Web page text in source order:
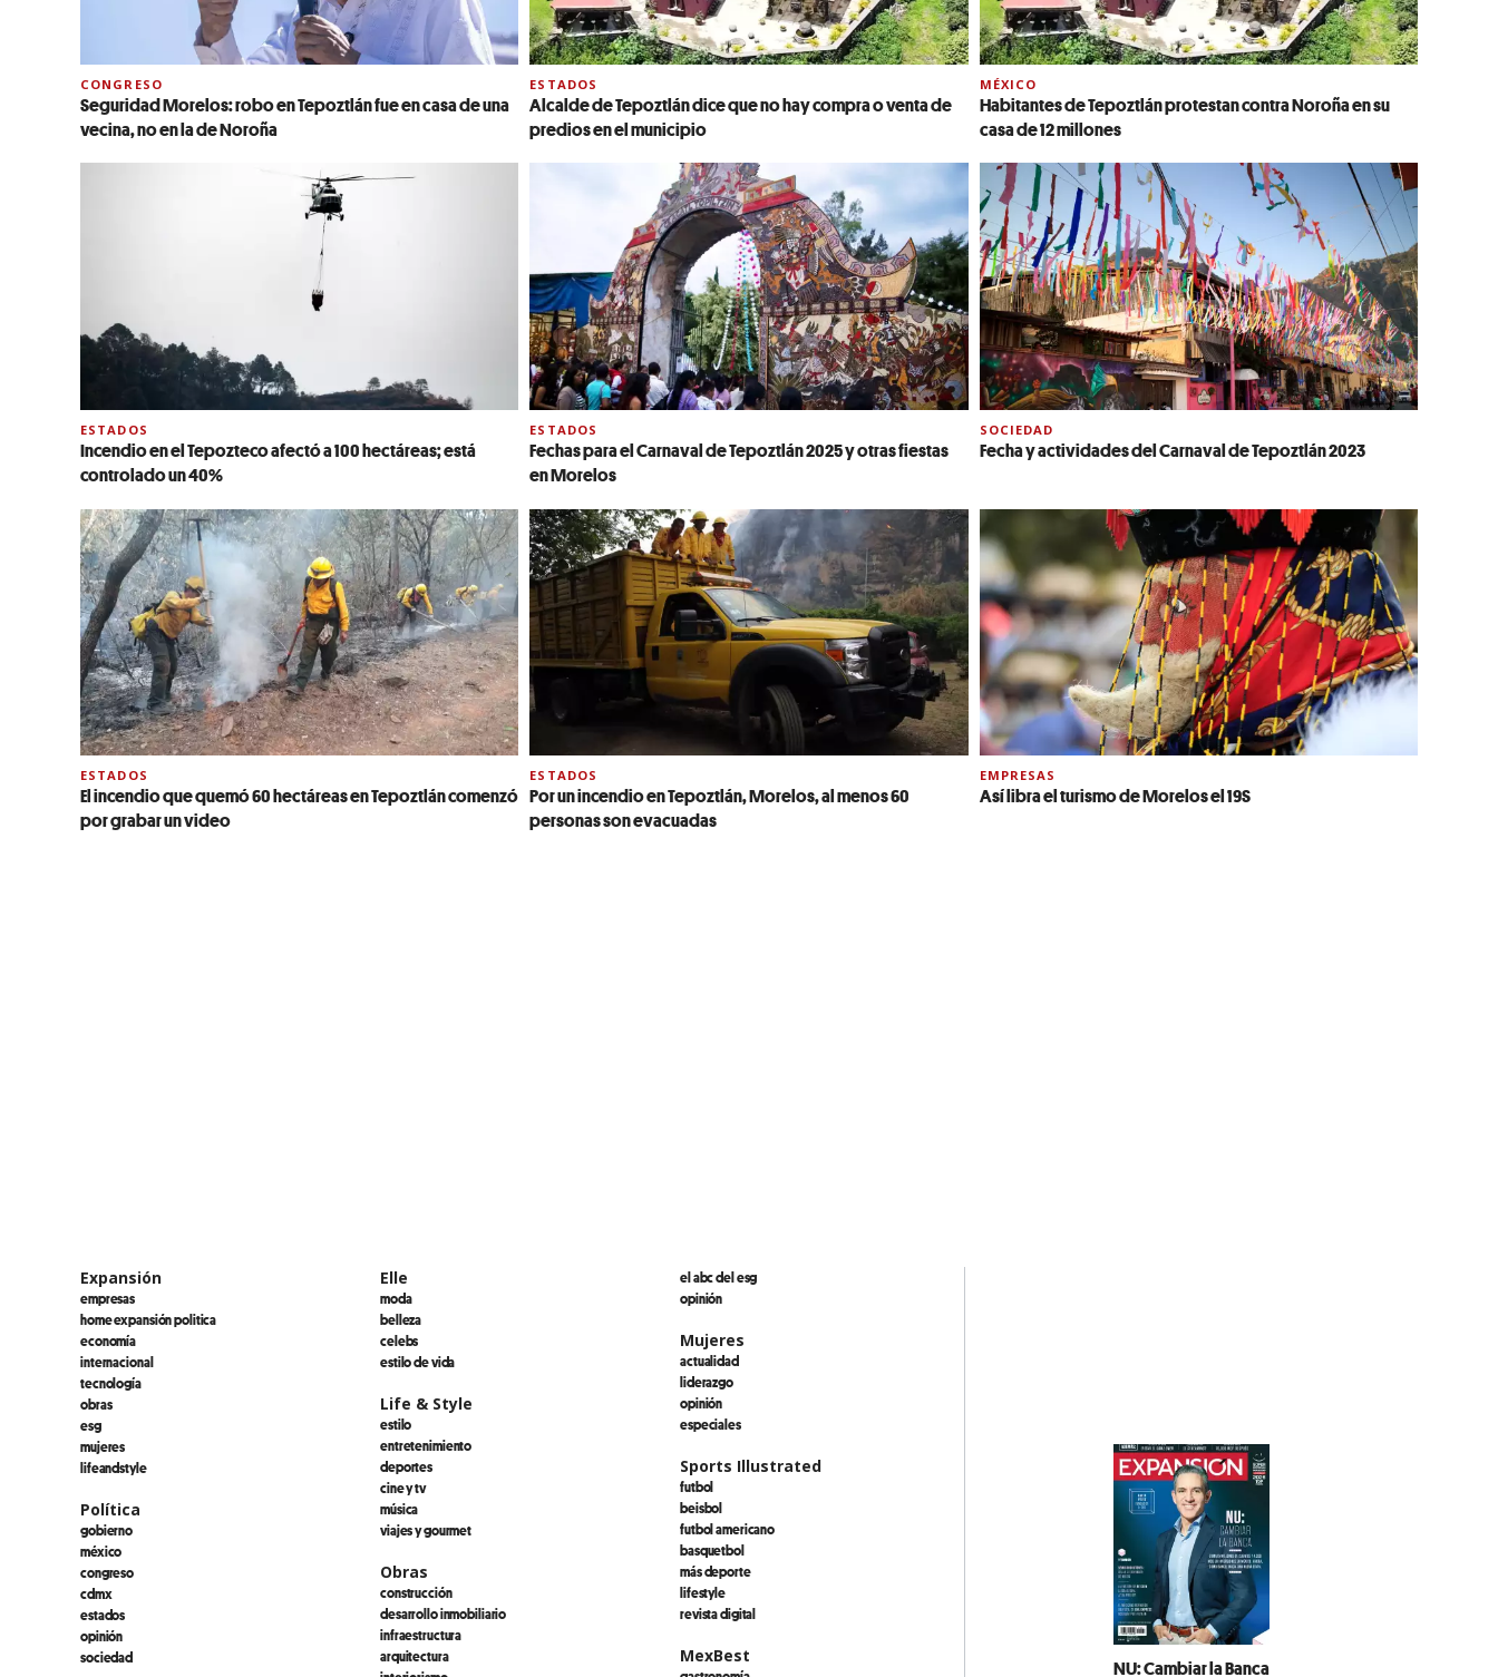
CONGRESO
Seguridad Morelos: robo en Tepoztlán fue en casa de una
vecina, no en la de Noroña
ESTADOS
Alcalde de Tepoztlán dice que no hay compra o venta de
predios en el municipio
MÉXICO
Habitantes de Tepoztlán protestan contra Noroña en su
casa de 12 millones
ESTADOS
Incendio en el Tepozteco afectó a 100 hectáreas; está
controlado un 40%
ESTADOS
Fechas para el Carnaval de Tepoztlán 2025 y otras fiestas
en Morelos
SOCIEDAD
Fecha y actividades del Carnaval de Tepoztlán 2023
ESTADOS
El incendio que quemó 60 hectáreas en Tepoztlán comenzó
por grabar un video
ESTADOS
Por un incendio en Tepoztlán, Morelos, al menos 60
personas son evacuadas
EMPRESAS
Así libra el turismo de Morelos el 19S
Expansión
empresas
home expansión politica
economía
internacional
tecnología
obras
esg
mujeres
lifeandstyle
Política
gobierno
méxico
congreso
cdmx
estados
opinión
sociedad
Elle
moda
belleza
celebs
estilo de vida
Life & Style
estilo
entretenimiento
deportes
cine y tv
música
viajes y gourmet
Obras
construcción
desarrollo inmobiliario
infraestructura
arquitectura
el abc del esg
opinión
Mujeres
actualidad
liderazgo
opinión
especiales
Sports Illustrated
futbol
beisbol
futbol americano
basquetbol
más deporte
lifestyle
revista digital
MexBest
NU: Cambiar la Banca